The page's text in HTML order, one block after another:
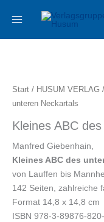
Inhalt
Start / HUSUM VERLAG /
unteren Neckartals
Kleines ABC
Manfred Giebenhain,
Kleines ABC des
von Lauffen bis
142 Seiten, zahlreiche
Format 14,8 x 14,8 cm
ISBN 978-3-89876-
des
unteren
Menge